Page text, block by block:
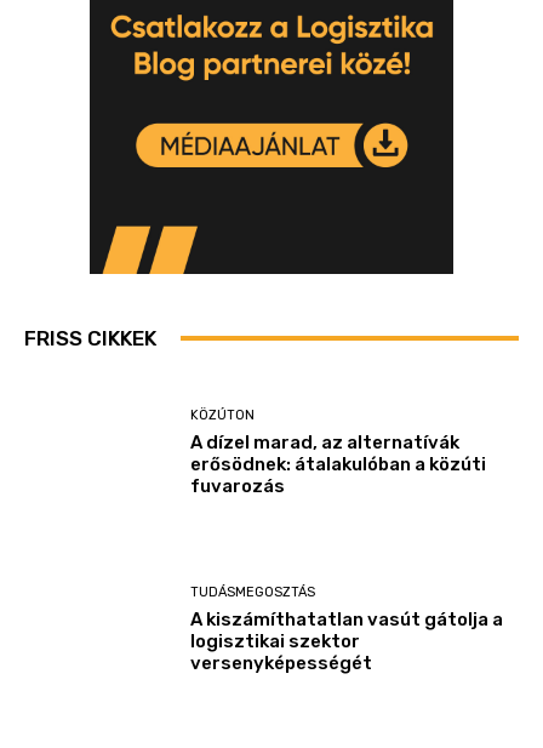
FRISS CIKKEK
KÖZÚTON
A dízel marad, az alternatívák
erősödnek: átalakulóban a közúti
fuvarozás
TUDÁSMEGOSZTÁS
A kiszámíthatatlan vasút gátolja a
logisztikai szektor
versenyképességét